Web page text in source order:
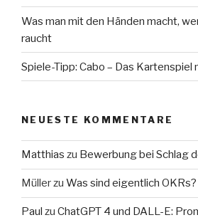
Was man mit den Händen macht,
raucht
Spiele-Tipp: Cabo – Das
NEUESTE KOMMENTARE
Matthias zu Bewerbung bei Schlag
Müllerzu Was sind eigentlich OKRs?
Paul zu ChatGPT 4 und DALL-E: